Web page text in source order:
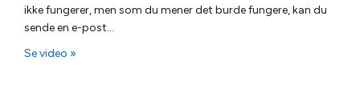
ikke fungerer, men som du mener det burde fungere, kan du
sende en e-post…
Se video »